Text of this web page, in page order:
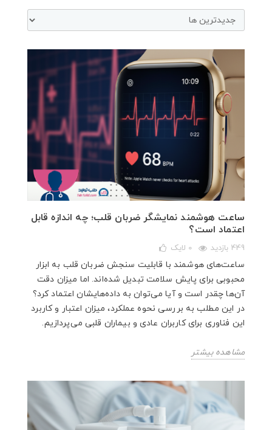
ساعت هوشمند نمایشگر ضربان قلب؛ چه اندازه قابل
اعتماد است؟
449 بازدید 0 لایک
ساعت‌های هوشمند با قابلیت سنجش ضربان قلب به ابزار
محبوبی برای پایش سلامت تبدیل شده‌اند. اما میزان دقت
آن‌ها چقدر است و آیا می‌توان به داده‌هایشان اعتماد کرد؟
در این مطلب به بررسی نحوه عملکرد، میزان اعتبار و کاربرد
این فناوری برای کاربران عادی و بیماران قلبی می‌پردازیم.
مشاهده بیشتر